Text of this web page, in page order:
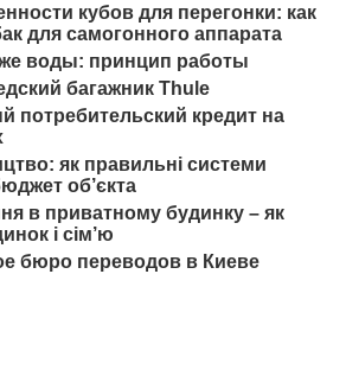
кубов для перегонки: как
для самогонного аппарата
воды: принцип работы
багажник Thule
потребительский кредит на
як правильні системи
об’єкта
в приватному будинку – як
і сім’ю
бюро переводов в Киеве